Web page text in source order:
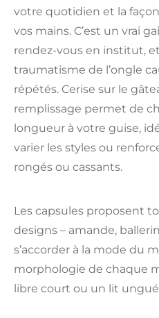
votre quotidien et la
vos mains. C’est un vrai
rendez-vous en institut,
traumatisme de l’ongle
répétés. Cerise sur le
remplissage permet de
longueur à votre guise,
varier les styles ou
rongés ou cassants.
Les capsules proposent
designs – amande,
s’accorder à la mode du
morphologie de chaque
libre court ou un lit